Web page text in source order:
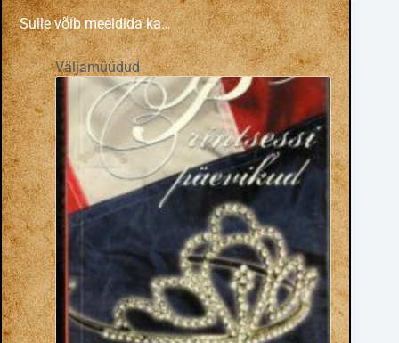
Sulle võib meeldida ka…
Väljamüüdud